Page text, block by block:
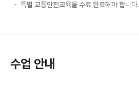
특별 교통안전교육을 수료 완료해야 합니다.
수업 안내